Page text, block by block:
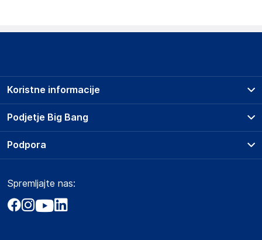
Podjetje Big Bang
O podjetju
Obvestila za javnost
Akt o digitalnih storitvah
Koristne informacije
Prodajna mesta
Storitve
Dostava, vnos in odvoz
Zavarovanje izdelkov
Podpora
Marketplace
Kako oddati naročilo?
Spremljajte nas: